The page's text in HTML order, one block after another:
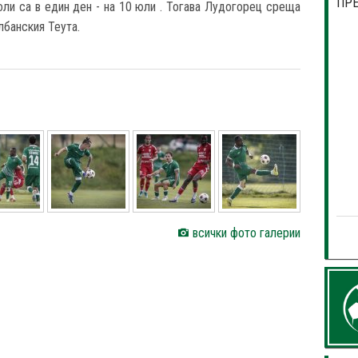
са в един ден - на 10 юли . Тогава Лудогорец среща
Теута.
всички фото галерии